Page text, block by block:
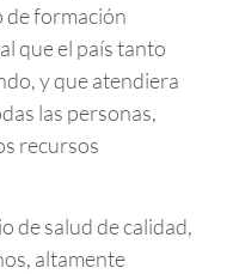
de formación
que el país tanto
y que atendiera
las personas,
recursos
de salud de calidad,
altamente